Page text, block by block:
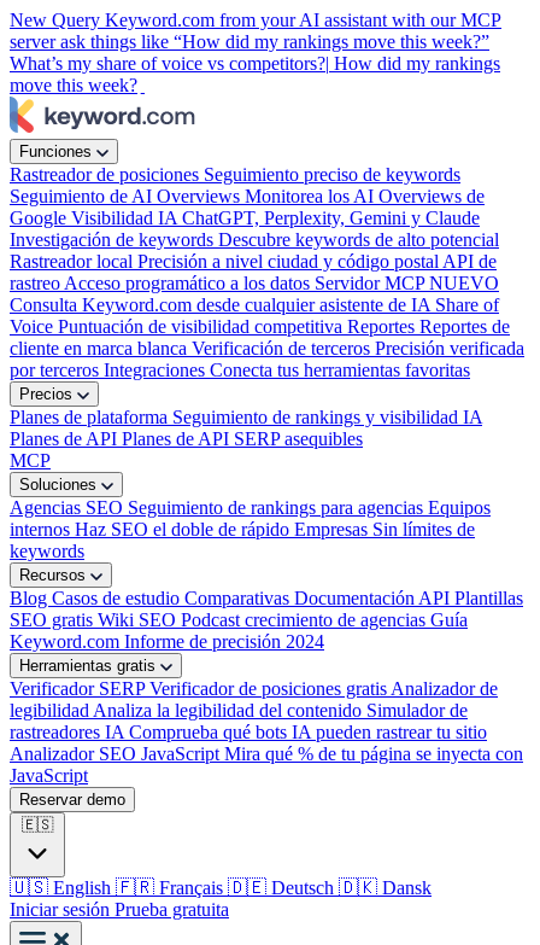
New Query Keyword.com from your AI assistant with our MCP
server ask things like “How did my rankings move this week?”
What’s my share of voice vs competitors?| How did my rankings
move this week?
Funciones
Rastreador de posiciones Seguimiento preciso de keywords
Seguimiento de AI Overviews Monitorea los AI Overviews de
Google Visibilidad IA ChatGPT, Perplexity, Gemini y Claude
Investigación de keywords Descubre keywords de alto potencial
Rastreador local Precisión a nivel ciudad y código postal API de
rastreo Acceso programático a los datos Servidor MCPNUEVO
Consulta Keyword.com desde cualquier asistente de IA Share of
Voice Puntuación de visibilidad competitiva Reportes Reportes de
cliente en marca blanca Verificación de terceros Precisión verificada
por terceros Integraciones Conecta tus herramientas favoritas
Precios
Planes de plataforma Seguimiento de rankings y visibilidad IA
Planes de API Planes de API SERP asequibles
MCP
Soluciones
Agencias SEO Seguimiento de rankings para agencias Equipos
internos Haz SEO el doble de rápido Empresas Sin límites de
keywords
Recursos
Blog Casos de estudio Comparativas Documentación API Plantillas
SEO gratis Wiki SEO Podcast crecimiento de agencias Guía
Keyword.com Informe de precisión 2024
Herramientas gratis
Verificador SERPVerificador de posiciones gratis Analizador de
legibilidad Analiza la legibilidad del contenido Simulador de
rastreadores IA Comprueba qué bots IA pueden rastrear tu sitio
Analizador SEO JavaScript Mira qué % de tu página se inyecta con
JavaScript
Reservar demo
🇪🇸
🇺🇸 English 🇫🇷 Français 🇩🇪 Deutsch 🇩🇰 Dansk
Iniciar sesión Prueba gratuita